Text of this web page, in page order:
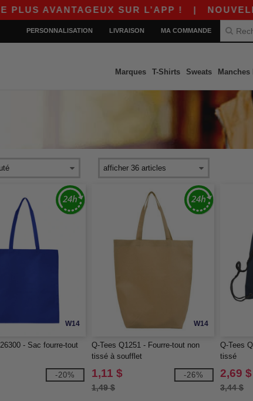
SUR L’APP !|NOUVELLE APP
PERSONNALISATION LIVRAISON MA COMMANDE
Marques T-Shirts Sweats
W14
- Sac fourre-tout
-20%
W14
Q-Tees Q1251 - Fourre-tout non
tissé à soufflet
1,11 $
1,49 $
-26%
Q-Tees
tissé
2,69 $
3,44 $